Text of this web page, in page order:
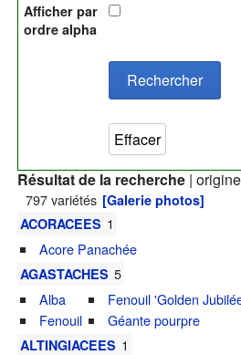
Afficher par
ordre alpha
Résultat de la recherche |
797 variétés [Galerie photos]
ACORACEES 1
Acore Panachée
AGASTACHES 5
Alba
Fenouil
Fenouil 'Golden
Géante pourpre
ALTINGIACEES 1